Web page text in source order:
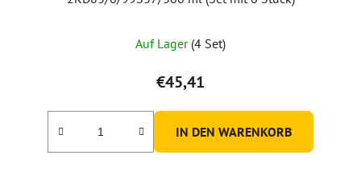
Auf Lager (4 Set)
€45,41
IN DEN WARENKORB